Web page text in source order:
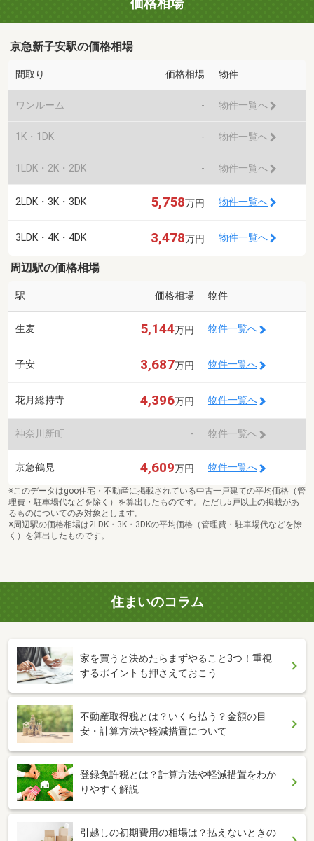
京急新子安駅の価格相場
間取り 価格相場 物件
ワンルーム - 物件一覧へ
1K・1DK - 物件一覧へ
1LDK・2K・2DK - 物件一覧へ
2LDK・3K・3DK 5,758万円 物件一覧へ
3LDK・4K・4DK 3,478万円 物件一覧へ
周辺駅の価格相場
駅 価格相場 物件
生麦 5,144万円 物件一覧へ
子安 3,687万円 物件一覧へ
花月総持寺 4,396万円 物件一覧へ
神奈川新町 - 物件一覧へ
京急鶴見 4,609万円 物件一覧へ
※このデータはgoo住宅・不動産に掲載されている中古一戸建ての平均価格（管
理費・駐車場代などを除く）を算出したものです。ただし5戸以上の掲載があ
るものについてのみ対象とします。
※周辺駅の価格相場は2LDK・3K・3DKの平均価格（管理費・駐車場代などを除
く）を算出したものです。
住まいのコラム
家を買うと決めたらまずやること3つ！重視
するポイントも押さえておこう
不動産取得税とは？いくら払う？金額の目
安・計算方法や軽減措置について
登録免許税とは？計算方法や軽減措置をわか
りやすく解説
引越しの初期費用の相場は？払えないときの